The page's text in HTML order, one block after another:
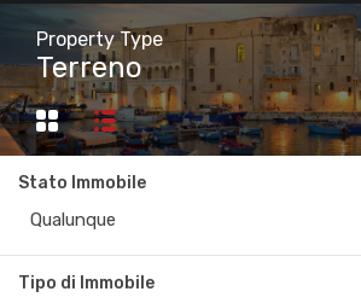
Property Type
Terreno
Stato Immobile
Qualunque
Tipo di Immobile